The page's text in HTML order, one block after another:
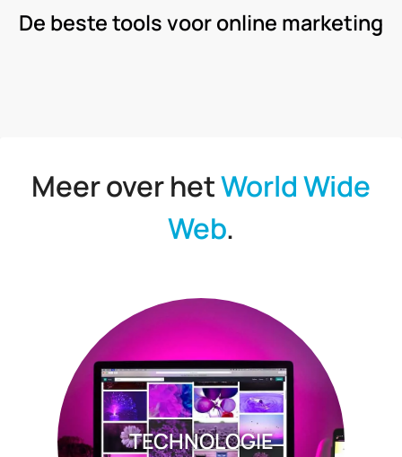
De beste tools voor online marketing
Meer over hetWorld Wide
Web.
TECHNOLOGIE